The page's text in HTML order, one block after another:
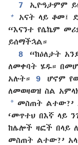
7 ኢዮዓታምም
+
አናት ላይ ቆመ፤
“እናንተ የሴኬም
ይሰማችኋል።
8
“ከዕለታት
ለመቀባት ሄዱ።
አሉት። 9
ሆኖም
ለመወዛወዝ ስል
* መስጠት ልተው?’
‘መጥተህ በእኛ ላይ
ከሌሎች ዛፎች በላይ
መስጠት ልተው?’